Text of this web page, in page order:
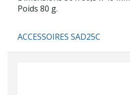
Poids 80 g.
ACCESSOIRES SAD25C